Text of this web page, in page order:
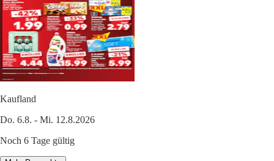
Kaufland
Do. 6.8. - Mi. 12.8.2026
Noch 6 Tage gültig